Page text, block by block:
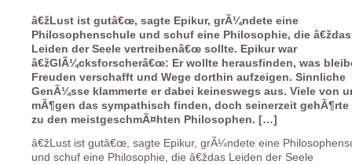
â€žLust ist gutâ€œ, sagte Epikur, grÃ¼ndete eine
Philosophenschule und schuf eine Philosophie, die â€ždas
Leiden der Seele vertreibenâ€œ sollte. Epikur war
â€žGlÃ¼cksforscherâ€œ: Er wollte herausfinden, was
Freuden verschafft und Wege dorthin aufzeigen. Sinnliche
GenÃ¼sse klammerte er dabei keineswegs aus. Viele von
mÃ¶gen das sympathisch finden, doch seinerzeit gehÃ¶rte
zu den meistgeschmÃ¤hten Philosophen. […]
â€žLust ist gutâ€œ, sagte Epikur, grÃ¼ndete eine
und schuf eine Philosophie, die â€ždas Leiden der Seele